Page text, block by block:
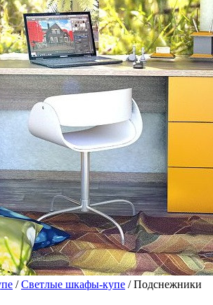
/Светлые шкафы-купе / Подснежники